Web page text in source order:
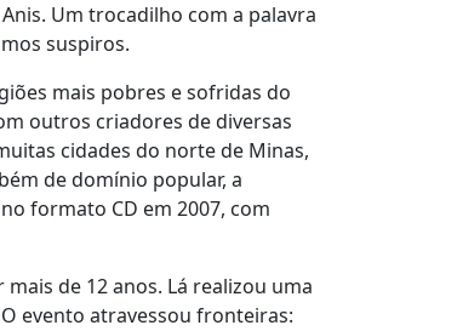
Um trocadilho com a palavra
suspiros.
mais pobres e sofridas do
outros criadores de diversas
cidades do norte de Minas,
de domínio popular, a
formato CD em 2007, com
de 12 anos. Lá realizou uma
evento atravessou fronteiras: